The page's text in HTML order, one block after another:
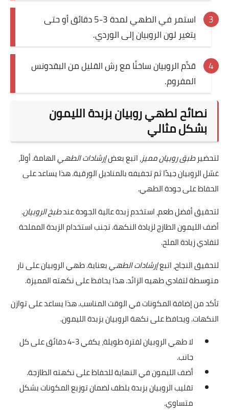
استمر في الطهي لمدة 3-5 دقائق أو حتى
يتغير لون الروبيان إلى الوردي.
قدِّم الروبيان ساخنًا مع رش القليل من البقدونس
المفروم.
نصائح لطهي روبيان بزبدة الليمون
بشكل مثالي
لتحضيرطبق روبيان مميز، اتبع بعضإرشادات الطهيالهامة. أولاً،
غسّل الروبيان جيدًا ثم تجفيفه بالمناديل الورقية. هذا يساعد على
الحفاظ على جودة الطهي.
لتحقيق أفضل طعم، استخدم زبدة عالية الجودة عندطبخ الروبيان.
أضف الليمون الطازج لزيادة النكهة. تجنب استخدام الزبدة المملحة
لتفادي زيادة الملح.
لتحقيق النجاح، اتبعإرشادات الطهيبعناية. طهي الروبيان على نار
متوسطة لتفادي طهيه الزائد. هذا يحافظ على نكهته المميزة.
تأكد من إضافة المكونات في الوقت المناسب. هذا يساعد على توازن
النكهات. ويحافظ على نكهة الروبيان بزبدة الليمون.
لا طهي الروبيان لفترة طويلة، يكفي 3-4 دقائق على كل
جانب.
أضف الليمون في النهاية للحفاظ على نكهته الطازجة.
تقليب الروبيان بزبدة بلطف لضمان توزيع المكونات بشكل
متساوي.